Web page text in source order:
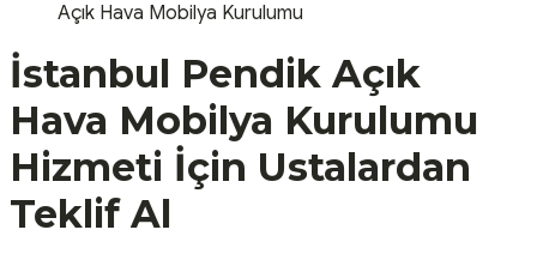
Açık Hava Mobilya Kurulumu
İstanbul Pendik Açık
Hava Mobilya Kurulumu
Hizmeti İçin Ustalardan
Teklif Al